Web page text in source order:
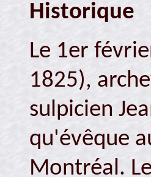
Historique
Le 1er
1825),
sulpicien
qu'évêque
Montréal.